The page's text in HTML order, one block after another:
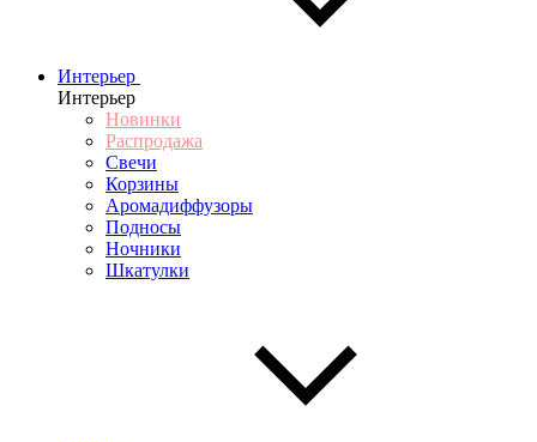
Интерьер
Интерьер
Новинки
Распродажа
Свечи
Корзины
Аромадиффузоры
Подносы
Ночники
Шкатулки